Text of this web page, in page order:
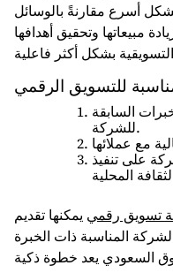
أسرع مقارنةً بالوسائل
مبيعاتها وتحقيق أهدافها
للتسويق الرقمي
السابقة
للشركة.
تسويق رقمي يمكنها تقديم
المناسبة ذات الخبرة